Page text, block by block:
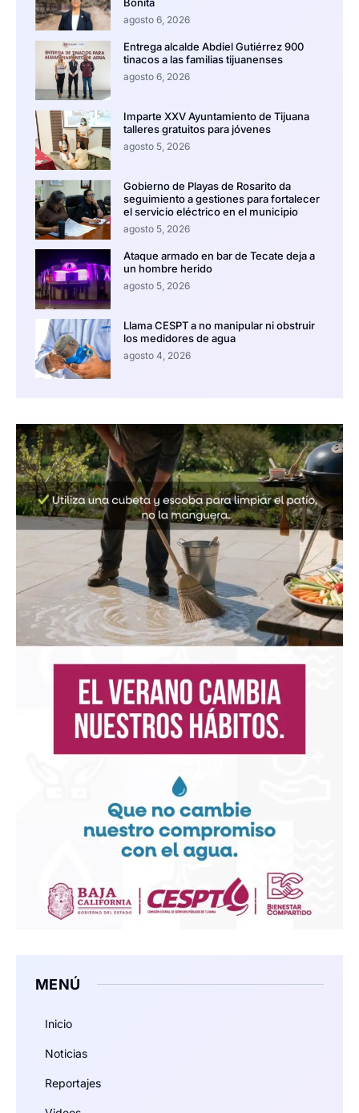
Bonita
agosto 6, 2026
Entrega alcalde Abdiel Gutiérrez 900
tinacos a las familias tijuanenses
agosto 6, 2026
Imparte XXV Ayuntamiento de Tijuana
talleres gratuitos para jóvenes
agosto 5, 2026
Gobierno de Playas de Rosarito da
seguimiento a gestiones para fortalecer
el servicio eléctrico en el municipio
agosto 5, 2026
Ataque armado en bar de Tecate deja a
un hombre herido
agosto 5, 2026
Llama CESPT a no manipular ni obstruir
los medidores de agua
agosto 4, 2026
MENÚ
Inicio
Noticias
Reportajes